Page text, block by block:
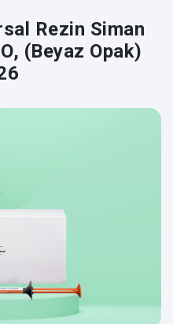
Rezin Siman
(Beyaz Opak)